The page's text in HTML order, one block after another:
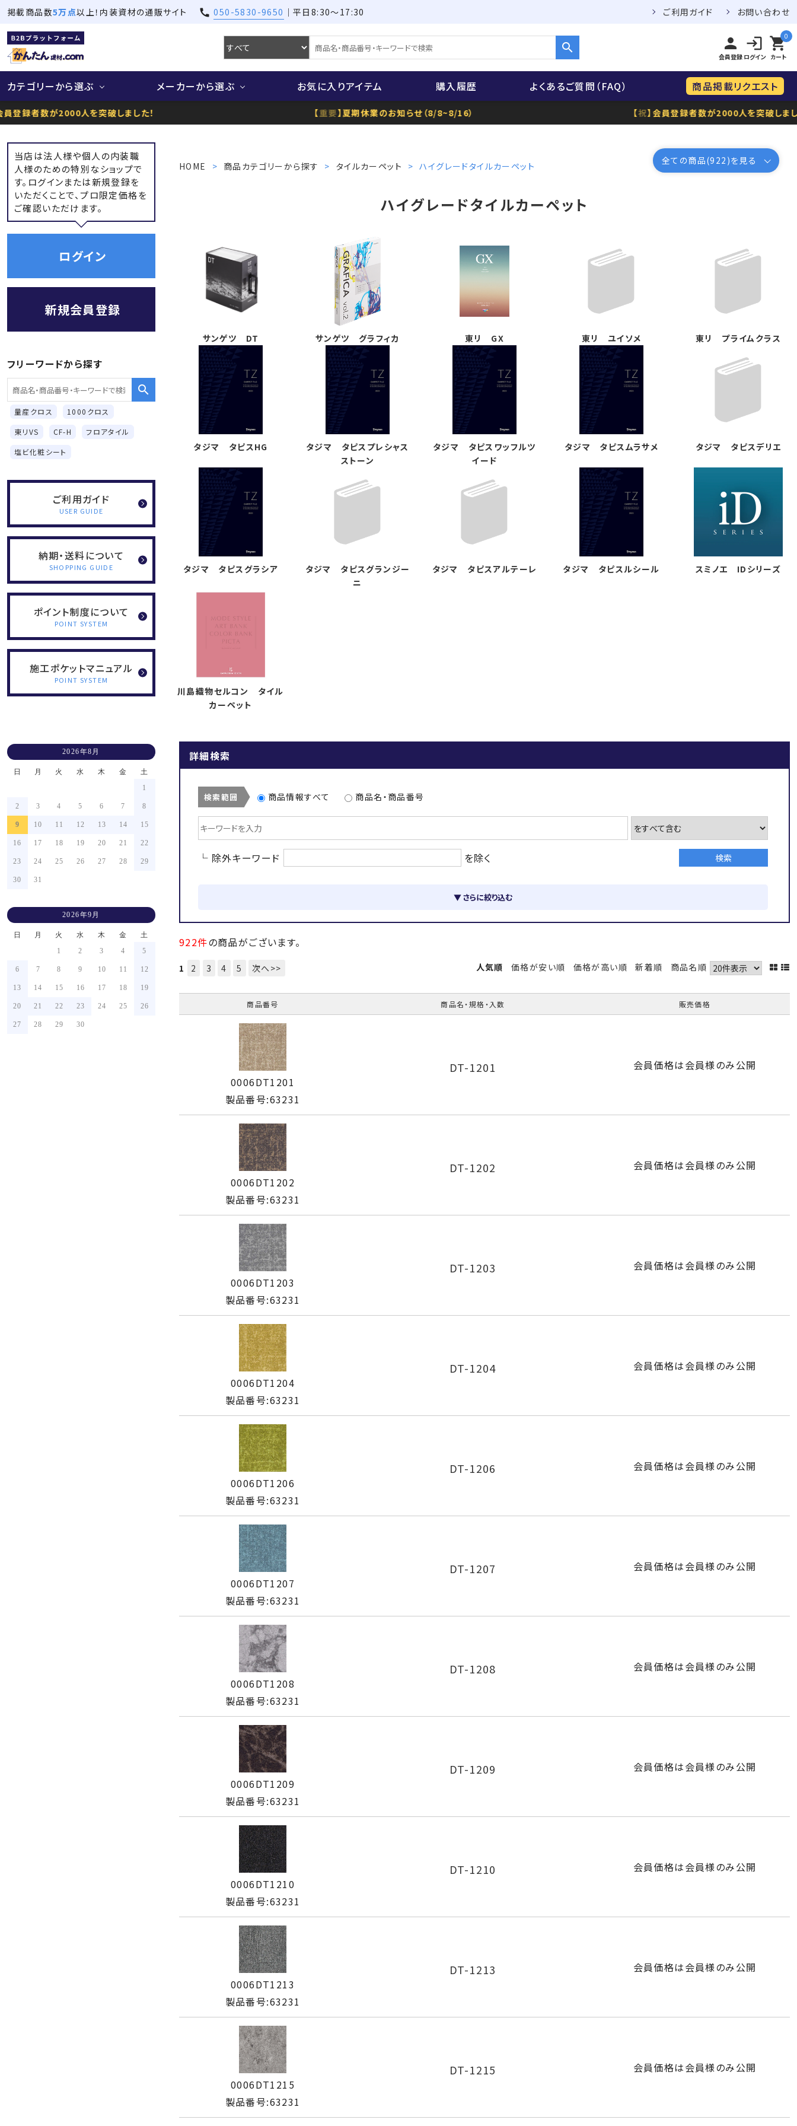
掲載商品数5万点以上！内装資材の通販サイト call 050-5830-9650 ｜平日8:30～17:30 ご利用ガイド お問い合わせ
search person
会員登録
login
ログイン
0
shopping_cart
カート
カテゴリーから選ぶ メーカーから選ぶ お気に入りアイテム 購入履歴 よくあるご質問（FAQ） 商品掲載リクエスト
録者数が2000人を突破しました！ 重要】夏期休業のお知らせ（8/8~8/16） 】会員登録者数が2000人を突破しました！
当店は法人様や個人の内装職
人様のための特別なショップで
す。ログインまたは新規登録を
いただくことで、プロ限定価格を
ご確認いただけます。
ログイン
新規会員登録
フリーワードから探す
search
量産クロス
1000クロス
東リVS
CF-H
フロアタイル
塩ビ化粧シート
ご利用ガイド
USER GUIDE
納期・送料について
SHOPPING GUIDE
ポイント制度について
POINT SYSTEM
施工ポケットマニュアル
POINT SYSTEM
2026年8月
日 月 火 水 木 金
土
1
2 3 4 5 6 7 8
9 10 11 12 13 14 15
16 17 18 19 20 21 22
23 24 25 26 27 28 29
30 31
2026年9月
日 月 火 水 木 金
土
1
2 3 4 5
6 7 8 9 10 11 12
13 14 15 16 17 18 19
20 21 22 23 24 25 26
27 28 29 30
HOME 商品カテゴリーから探す タイルカーペット ハイグレードタイルカーペット
ハイグレードタイルカーペット
全ての商品(922 )を見る
サンゲツ DT サンゲツ グラフィカ 東リ GX 東リ ユイソメ 東リ プライムクラス
タジマ タピスHG
タジマ タピスプレシャス
ストーン
タジマ タピスワッフルツ
イード
タジマ タピスムラサメ タジマ タピスデリエ
タジマ タピスグラシア
タジマ タピスグランジー
ニ
タジマ タピスアルテーレ タジマ タピスルシール スミノエ IDシリーズ
川島織物セルコン タイル
カーペット
詳細検索
検索範囲 商品情報すべて 商品名・商品番号
└ 除外キーワード を除く
▼ さらに絞り込む
922件の商品がございます。
人気順 価格が安い順 価格が高い順 新着順 商品名順
1 2 3 4 5 次へ>>
商品番号 商品名・規格・入数 販売価格
0006DT1201
製品番号:63231
DT-1201 会員価格は会員様のみ公開
0006DT1202
製品番号:63231
DT-1202 会員価格は会員様のみ公開
0006DT1203
製品番号:63231
DT-1203 会員価格は会員様のみ公開
0006DT1204
製品番号:63231
DT-1204 会員価格は会員様のみ公開
0006DT1206
製品番号:63231
DT-1206 会員価格は会員様のみ公開
0006DT1207
製品番号:63231
DT-1207 会員価格は会員様のみ公開
0006DT1208
製品番号:63231
DT-1208 会員価格は会員様のみ公開
0006DT1209
製品番号:63231
DT-1209 会員価格は会員様のみ公開
0006DT1210
製品番号:63231
DT-1210 会員価格は会員様のみ公開
0006DT1213
製品番号:63231
DT-1213 会員価格は会員様のみ公開
0006DT1215
製品番号:63231
DT-1215 会員価格は会員様のみ公開